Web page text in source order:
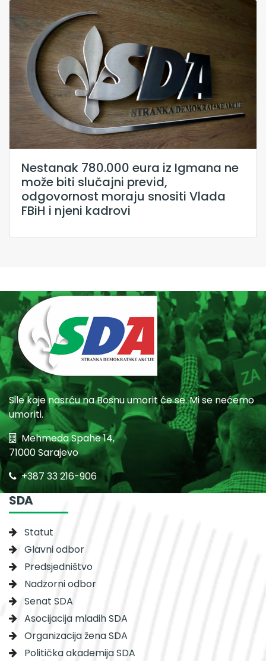
Nestanak 780.000 eura iz Igmana ne
može biti slučajni previd,
odgovornost moraju snositi Vlada
FBiH i njeni kadrovi
Sile koje nasrću na Bosnu umorit će se. Mi se nećemo
umoriti.
Mehmeda Spahe 14,
71000 Sarajevo
+387 33 216-906
SDA
Statut
Glavni odbor
Predsjedništvo
Nadzorni odbor
Senat SDA
Asocijacija mladih SDA
Organizacija žena SDA
Politička akademija SDA